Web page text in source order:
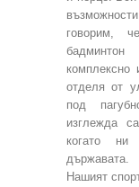
говорим,
комплексно
отделя от
под
изглежда
когато ни
Нашият